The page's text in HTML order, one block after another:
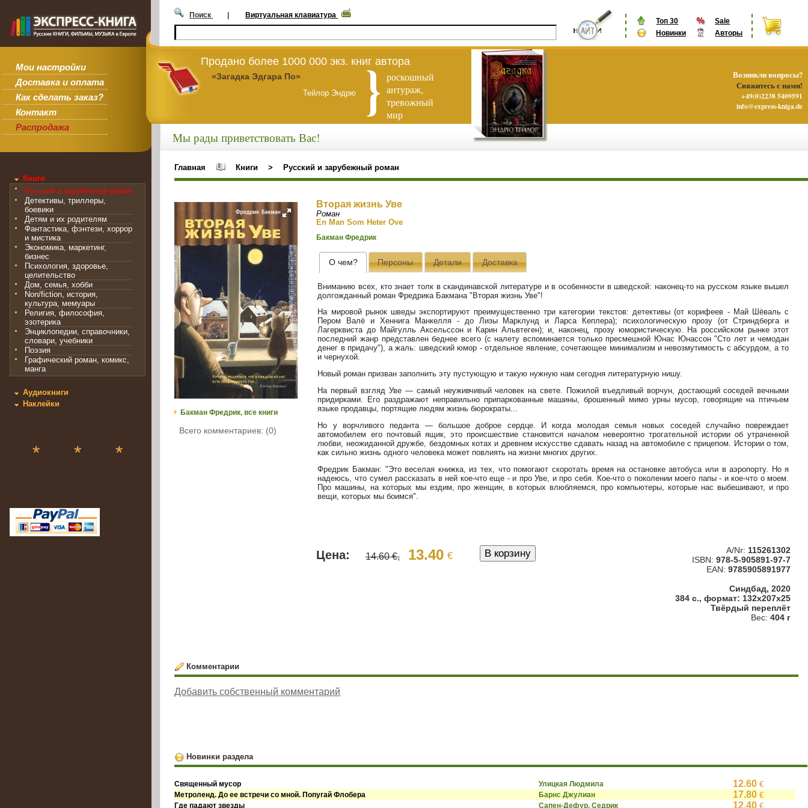
Мои настройки
Доставка и оплата
Как сделать заказ?
Контакт
Распродажа
Топ 30
Sale
Новинки
Авторы
Поиск | Виртуальная клавиатура
Продано более 1000 000 экз. книг автора
«Загадка Эдгара По»
Тейлор Эндрю
роскошный
антураж,
тревожный
мир
Книги
Русский и зарубежный роман
Детективы, триллеры,
боевики
Детям и их родителям
Фантастика, фэнтези, хоррор
и мистика
Экономика, маркетинг,
бизнес
Психология, здоровье,
целительство
Дом, семья, хобби
Non/fiction, история,
культура, мемуары
Религия, философия,
эзотерика
Энциклопедии, справочники,
словари, учебники
Поэзия
Графический роман, комикс,
манга
Аудиокниги
Наклейки
* * *
Мы рады приветствовать Вас!
Главная Книги > Русский и зарубежный роман
Бакман Фредрик, все книги
Всего комментариев: (0)
Вторая жизнь Уве
Роман
En Man Som Heter Ove
Бакман Фредрик
О чем? Персоны Детали Доставка
Вниманию всех, кто знает толк в скандинавской литературе и в особенности в шведской: наконец-то на русском языке вышел
долгожданный роман Фредрика Бакмана "Вторая жизнь Уве"!
На мировой рынок шведы экспортируют преимущественно три категории текстов: детективы (от корифеев - Май Шёваль с
Пером Валё и Хеннига Манкелля - до Лизы Марклунд и Ларса Кеплера); психологическую прозу (от Стриндберга и
Лагерквиста до Майгулль Аксельссон и Карин Альвтеген); и, наконец, прозу юмористическую. На российском рынке этот
последний жанр представлен беднее всего (с налету вспоминается только пресмешной Юнас Юнассон "Сто лет и чемодан
денег в придачу"), а жаль: шведский юмор - отдельное явление, сочетающее минимализм и невозмутимость с абсурдом, а то
и чернухой.
Новый роман призван заполнить эту пустующую и такую нужную нам сегодня литературную нишу.
На первый взгляд Уве — самый неуживчивый человек на свете. Пожилой въедливый ворчун, достающий соседей вечными
придирками. Его раздражают неправильно припаркованные машины, брошенный мимо урны мусор, говорящие на птичьем
языке продавцы, портящие людям жизнь бюрократы...
Но у ворчливого педанта — большое доброе сердце. И когда молодая семья новых соседей случайно повреждает
автомобилем его почтовый ящик, это происшествие становится началом невероятно трогательной истории об утраченной
любви, неожиданной дружбе, бездомных котах и древнем искусстве сдавать назад на автомобиле с прицепом. Истории о том,
как сильно жизнь одного человека может повлиять на жизни многих других.
Фредрик Бакман: "Это веселая книжка, из тех, что помогают скоротать время на остановке автобуса или в аэропорту. Но я
надеюсь, что сумел рассказать в ней кое-что еще - и про Уве, и про себя. Кое-что о поколении моего папы - и кое-что о моем.
Про машины, на которых мы ездим, про женщин, в которых влюбляемся, про компьютеры, которые нас выбешивают, и про
вещи, которых мы боимся".
Цена: 14.60 €, 13.40 € A/Nr: 115261302
ISBN: 978-5-905891-97-7
EAN: 9785905891977
Синдбад, 2020
384 с., формат: 132x207x25
Твёрдый переплёт
Вес: 404 г
Комментарии
Добавить собственный комментарий
Новинки раздела
Священный мусор Улицкая Людмила 12.60€
Метроленд. До ее встречи со мной. Попугай Флобера Барнс Джулиан 17.80€
Где падают звезды Сапен-Дефур, Седрик 12.40€
Возникли вопросы?
Свяжитесь с нами!
+49(0)2238 5409591
info@express-kniga.de